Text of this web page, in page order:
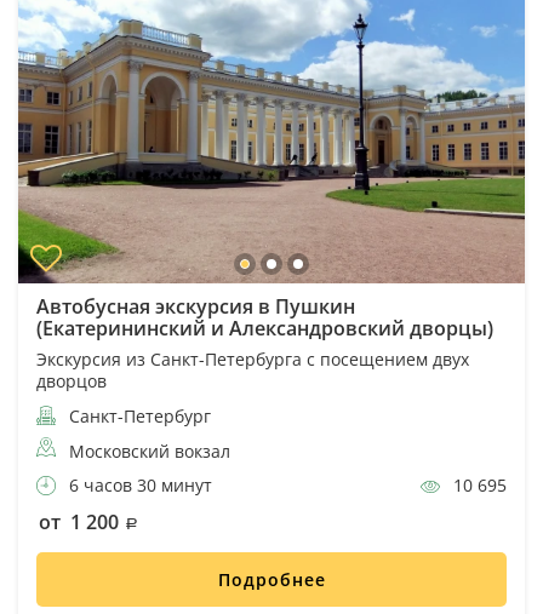
Автобусная экскурсия в Пушкин
(Екатерининский и Александровский дворцы)
Экскурсия из Санкт-Петербурга с посещением двух
дворцов
Санкт-Петербург
Московский вокзал
6 часов 30 минут
10 695
от 1 200
Подробнее